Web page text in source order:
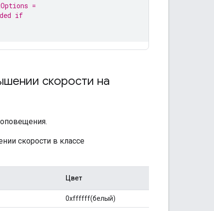
=
if
скорости на
скорости в классе
Цвет
0xffffff(белый)